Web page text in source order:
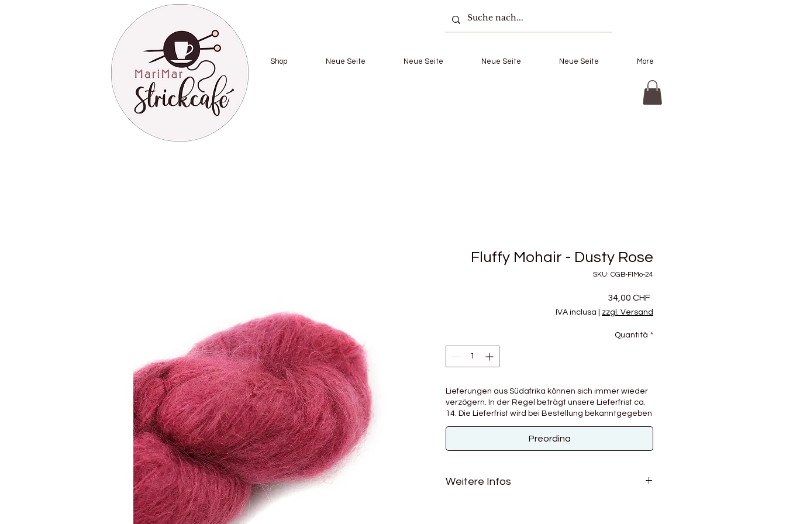
Shop Neue Seite Neue Seite Neue Seite Neue Seite More
Fluffy Mohair - Dusty Rose
SKU: CGB-FlMo-24
34,00 CHFPrezzo
IVA inclusa zzgl. Versand
Quantità *
Lieferungen aus Südafrika können sich immer wieder
verzögern. In der Regel beträgt unsere Lieferfrist ca.
14. Die Lieferfrist wird bei Bestellung bekanntgegeben
Preordina
Weitere Infos